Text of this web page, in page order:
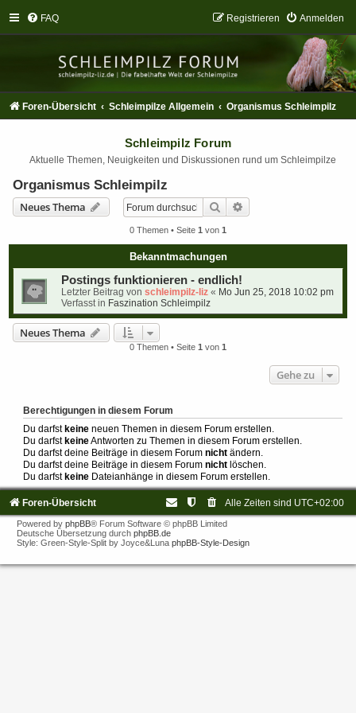
FAQ Anmelden
Registrieren
Foren-Übersicht Schleimpilze Allgemein Organismus Schleimpilz
Schleimpilz Forum
Aktuelle Themen, Neuigkeiten und Diskussionen rund um Schleimpilze
Organismus Schleimpilz
Neues Thema
Suche
0 Themen • Seite 1 von 1
Bekanntmachungen
Postings funktionieren - endlich!
Letzter Beitrag von schleimpilz-liz « Mo Jun 25, 2018 10:02 pm
Verfasst in Faszination Schleimpilz
Neues Thema
0 Themen • Seite 1 von 1
Gehe zu
Berechtigungen in diesem Forum
Du darfst keine neuen Themen in diesem Forum erstellen.
Du darfst keineAntworten zu Themen in diesem Forum erstellen.
Du darfst deine Beiträge in diesem Forum nicht ändern.
Du darfst deine Beiträge in diesem Forum nicht löschen.
Du darfst keine Dateianhänge in diesem Forum erstellen.
Foren-Übersicht Alle Zeiten sind UTC+02:00
Powered by phpBB® Forum Software © phpBB Limited
Deutsche Übersetzung durch phpBB.de
Style: Green-Style-Split by Joyce&Luna phpBB-Style-Design